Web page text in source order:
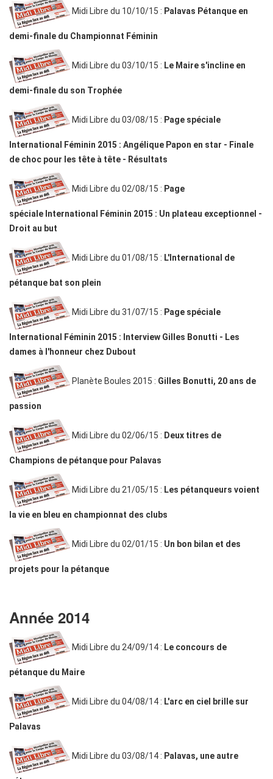
Midi Libre du 10/10/15 : Palavas Pétanque en
demi-finale du Championnat Féminin
Midi Libre du 03/10/15 : Le Maire s'incline en
demi-finale du son Trophée
Midi Libre du 03/08/15 : Page spéciale
International Féminin 2015 : Angélique Papon en star - Finale
de choc pour les tête à tête - Résultats
Midi Libre du 02/08/15 : Page
spéciale International Féminin 2015 : Un plateau exceptionnel -
Droit au but
Midi Libre du 01/08/15 : L'International de
pétanque bat son plein
Midi Libre du 31/07/15 : Page spéciale
International Féminin 2015 : Interview Gilles Bonutti - Les
dames à l'honneur chez Dubout
Planète Boules 2015 : Gilles Bonutti, 20 ans de
passion
Midi Libre du 02/06/15 : Deux titres de
Champions de pétanque pour Palavas
Midi Libre du 21/05/15 : Les pétanqueurs voient
la vie en bleu en championnat des clubs
Midi Libre du 02/01/15 : Un bon bilan et des
projets pour la pétanque
Année 2014
Midi Libre du 24/09/14 : Le concours de
pétanque du Maire
Midi Libre du 04/08/14 : L'arc en ciel brille sur
Palavas
Midi Libre du 03/08/14 : Palavas, une autre